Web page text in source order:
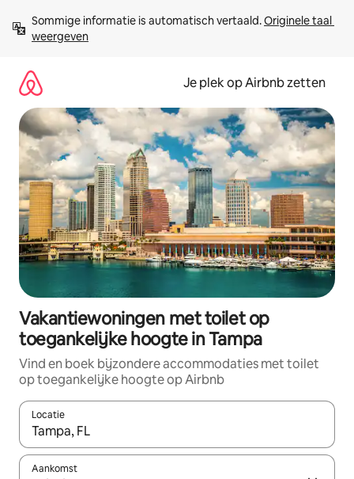
direct
naar
Sommige informatie is automatisch vertaald. Originele taal
weergeven
Je plek op Airbnb zetten
Vakantiewoningen met toilet op
toegankelijke hoogte in Tampa
Vind en boek bijzondere accommodaties met toilet
op toegankelijke hoogte op Airbnb
Locatie
Wanneer er resultaten beschikbaar zijn, maak je een keuze
Aankomst